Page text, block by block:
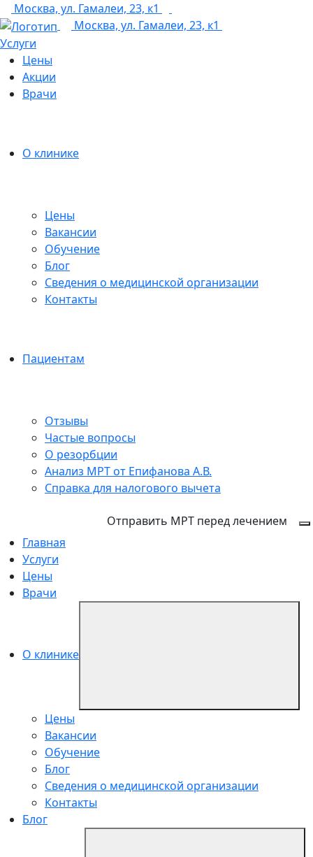
Москва, ул. Гамалеи, 23, к1
Москва, ул. Гамалеи, 23, к1
Услуги
Цены
Акции
Врачи
О клинике
Цены
Вакансии
Обучение
Блог
Сведения о медицинской организации
Контакты
Пациентам
Отзывы
Частые вопросы
О резорбции
Анализ МРТ от Епифанова А.В.
Справка для налогового вычета
Отправить МРТ перед лечением
Главная
Услуги
Цены
Врачи
О клинике
Цены
Вакансии
Обучение
Блог
Сведения о медицинской организации
Контакты
Блог